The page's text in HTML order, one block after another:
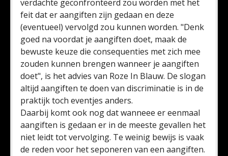
verdachte geconfronteerd zou worden met het
feit dat er aangiften zijn gedaan en deze
(eventueel) vervolgd zou kunnen worden. "Denk
goed na voordat je aangiften doet, maak de
bewuste keuze die consequenties met zich mee
zouden kunnen brengen wanneer je aangiften
doet", is het advies van Roze In Blauw. De slogan
altijd aangiften te doen van discriminatie is in de
praktijk toch eventjes anders.
Daarbij komt ook nog dat wanneee er eenmaal
aangiften is gedaan er in de meeste gevallen het
niet leidt tot vervolging. Te weinig bewijs is vaak
de reden voor het seponeren van een aangiften.